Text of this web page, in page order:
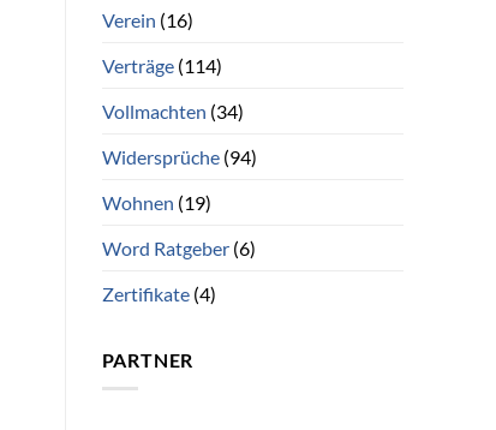
Verein (16)
Verträge(114)
Vollmachten (34)
Widersprüche(94)
Wohnen (19)
Word Ratgeber(6)
Zertifikate(4)
PARTNER